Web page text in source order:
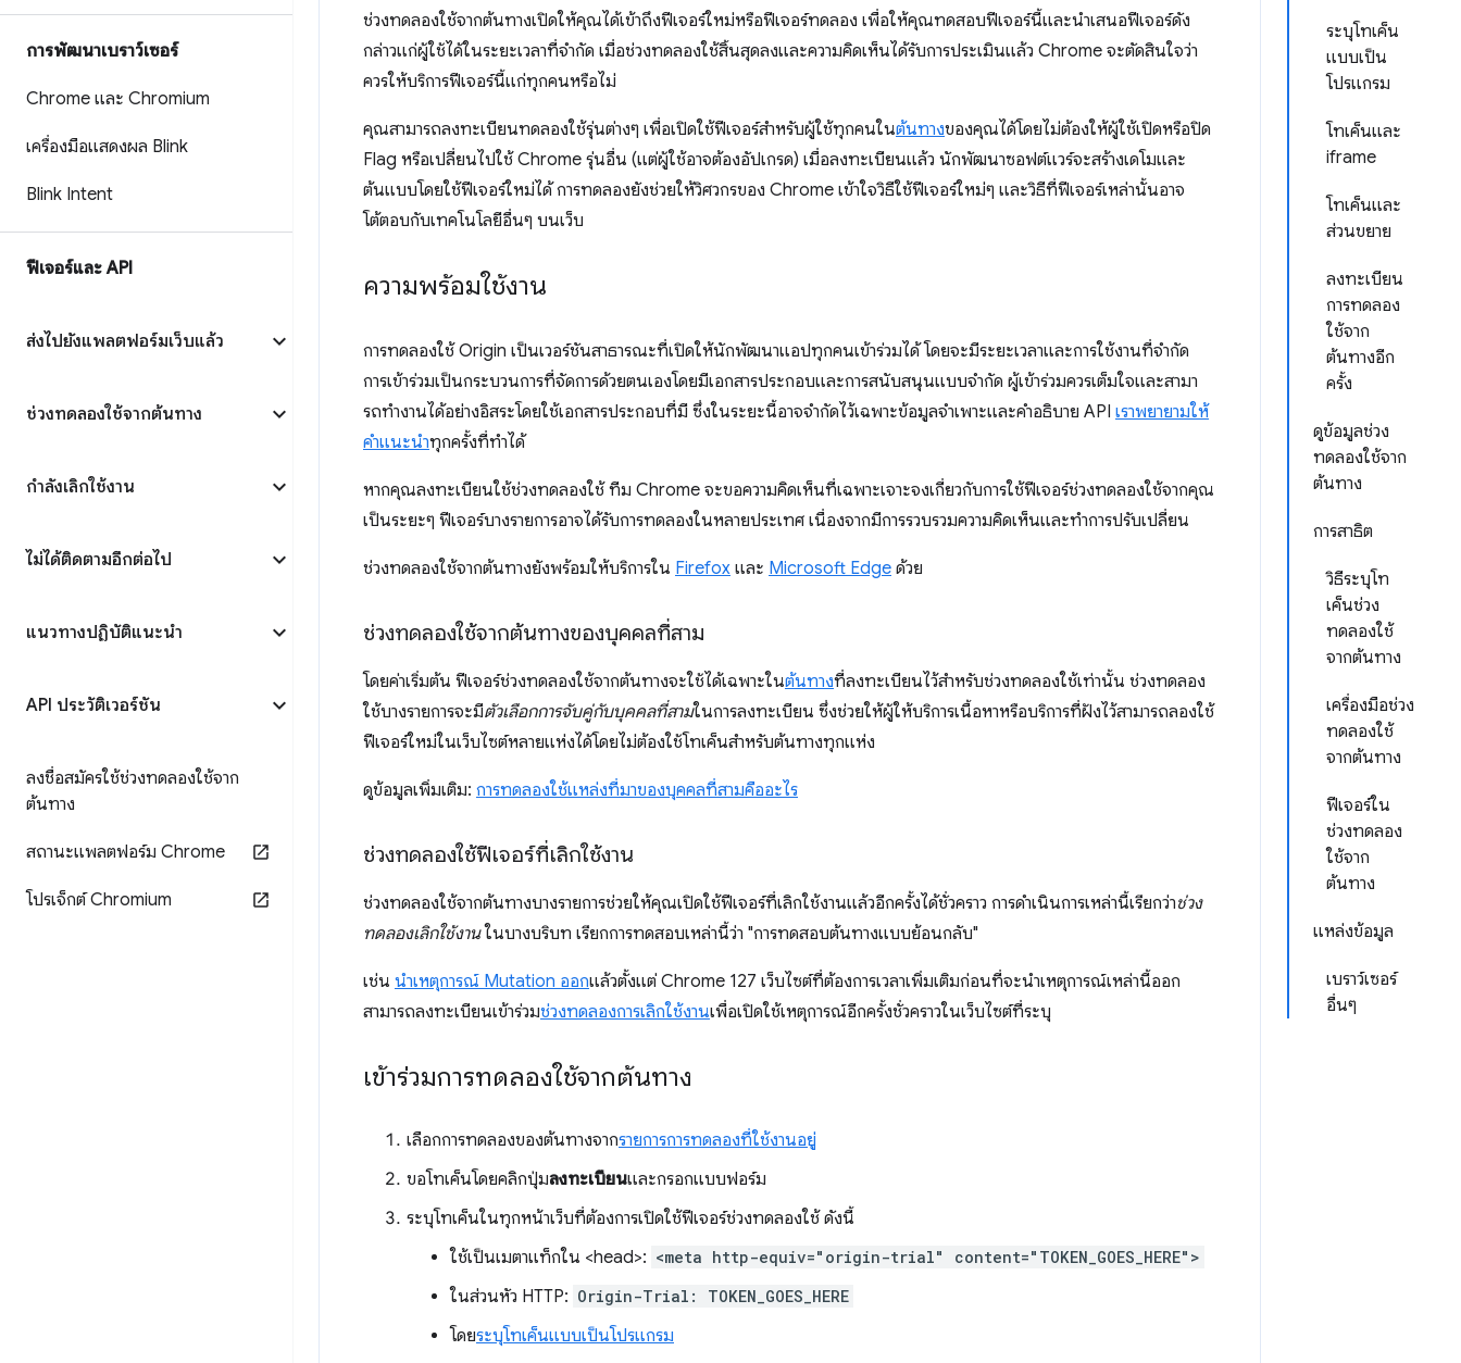
การพัฒนาเบราว์เซอร์
Chrome และ Chromium
เครื่องมือแสดงผล Blink
Blink Intent
ฟีเจอร์และ API
ส่งไปยังแพลตฟอร์มเว็บแล้ว
ช่วงทดลองใช้จากต้นทาง
กำลังเลิกใช้งาน
ไม่ได้ติดตามอีกต่อไป
แนวทางปฏิบัติแนะนำ
API ประวัติเวอร์ชัน
ลงชื่อสมัครใช้ช่วงทดลองใช้จาก
ต้นทาง
สถานะแพลตฟอร์ม Chrome
โปรเจ็กต์ Chromium
ระบุโทเค็น
แบบเป็น
โปรแกรม
โทเค็นและ
iframe
โทเค็นและ
ส่วนขยาย
ลงทะเบียน
การทดลอง
ใช้จาก
ต้นทางอีก
ครั้ง
ดูข้อมูลช่วง
ทดลองใช้จาก
ต้นทาง
การสาธิต
วิธีระบุโท
เค็นช่วง
ทดลองใช้
จากต้นทาง
เครื่องมือช่วง
ทดลองใช้
จากต้นทาง
ฟีเจอร์ใน
ช่วงทดลอง
ใช้จาก
ต้นทาง
แหล่งข้อมูล
เบราว์เซอร์
อื่นๆ
ช่วงทดลองใช้จากต้นทางเปิดให้คุณได้เข้าถึงฟีเจอร์ใหม่หรือฟีเจอร์ทดลอง เพื่อให้คุณทดสอบฟีเจอร์นี้และนำเสนอฟีเจอร์ดัง
กล่าวแก่ผู้ใช้ได้ในระยะเวลาที่จำกัด เมื่อช่วงทดลองใช้สิ้นสุดลงและความคิดเห็นได้รับการประเมินแล้ว Chrome จะตัดสินใจว่า
ควรให้บริการฟีเจอร์นี้แก่ทุกคนหรือไม่
คุณสามารถลงทะเบียนทดลองใช้รุ่นต่างๆ เพื่อเปิดใช้ฟีเจอร์สำหรับผู้ใช้ทุกคนในต้นทางของคุณได้โดยไม่ต้องให้ผู้ใช้เปิดหรือปิด
Flag หรือเปลี่ยนไปใช้ Chrome รุ่นอื่น (แต่ผู้ใช้อาจต้องอัปเกรด) เมื่อลงทะเบียนแล้ว นักพัฒนาซอฟต์แวร์จะสร้างเดโมและ
ต้นแบบโดยใช้ฟีเจอร์ใหม่ได้ การทดลองยังช่วยให้วิศวกรของ Chrome เข้าใจวิธีใช้ฟีเจอร์ใหม่ๆ และวิธีที่ฟีเจอร์เหล่านั้นอาจ
โต้ตอบกับเทคโนโลยีอื่นๆ บนเว็บ
ความพร้อมใช้งาน
การทดลองใช้ Origin เป็นเวอร์ชันสาธารณะที่เปิดให้นักพัฒนาแอปทุกคนเข้าร่วมได้ โดยจะมีระยะเวลาและการใช้งานที่จำกัด
การเข้าร่วมเป็นกระบวนการที่จัดการด้วยตนเองโดยมีเอกสารประกอบและการสนับสนุนแบบจํากัด ผู้เข้าร่วมควรเต็มใจและสามา
รถทํางานได้อย่างอิสระโดยใช้เอกสารประกอบที่มี ซึ่งในระยะนี้อาจจํากัดไว้เฉพาะข้อมูลจำเพาะและคำอธิบาย API เราพยายามให้
คำแนะนำทุกครั้งที่ทำได้
หากคุณลงทะเบียนใช้ช่วงทดลองใช้ ทีม Chrome จะขอความคิดเห็นที่เฉพาะเจาะจงเกี่ยวกับการใช้ฟีเจอร์ช่วงทดลองใช้จากคุณ
เป็นระยะๆ ฟีเจอร์บางรายการอาจได้รับการทดลองในหลายประเทศ เนื่องจากมีการรวบรวมความคิดเห็นและทำการปรับเปลี่ยน
ช่วงทดลองใช้จากต้นทางยังพร้อมให้บริการใน Firefox และ Microsoft Edge ด้วย
ช่วงทดลองใช้จากต้นทางของบุคคลที่สาม
โดยค่าเริ่มต้น ฟีเจอร์ช่วงทดลองใช้จากต้นทางจะใช้ได้เฉพาะในต้นทางที่ลงทะเบียนไว้สำหรับช่วงทดลองใช้เท่านั้น ช่วงทดลอง
ใช้บางรายการจะมีตัวเลือกการจับคู่กับบุคคลที่สามในการลงทะเบียน ซึ่งช่วยให้ผู้ให้บริการเนื้อหาหรือบริการที่ฝังไว้สามารถลองใช้
ฟีเจอร์ใหม่ในเว็บไซต์หลายแห่งได้โดยไม่ต้องใช้โทเค็นสำหรับต้นทางทุกแห่ง
ดูข้อมูลเพิ่มเติม: การทดลองใช้แหล่งที่มาของบุคคลที่สามคืออะไร
ช่วงทดลองใช้ฟีเจอร์ที่เลิกใช้งาน
ช่วงทดลองใช้จากต้นทางบางรายการช่วยให้คุณเปิดใช้ฟีเจอร์ที่เลิกใช้งานแล้วอีกครั้งได้ชั่วคราว การดำเนินการเหล่านี้เรียกว่าช่วง
ทดลองเลิกใช้งานในบางบริบท เรียกการทดสอบเหล่านี้ว่า "การทดสอบต้นทางแบบย้อนกลับ"
เช่น นําเหตุการณ์ Mutation ออกแล้วตั้งแต่ Chrome 127 เว็บไซต์ที่ต้องการเวลาเพิ่มเติมก่อนที่จะนําเหตุการณ์เหล่านี้ออก
สามารถลงทะเบียนเข้าร่วมช่วงทดลองการเลิกใช้งานเพื่อเปิดใช้เหตุการณ์อีกครั้งชั่วคราวในเว็บไซต์ที่ระบุ
เข้าร่วมการทดลองใช้จากต้นทาง
เลือกการทดลองของต้นทางจากรายการการทดลองที่ใช้งานอยู่
ขอโทเค็นโดยคลิกปุ่มลงทะเบียนและกรอกแบบฟอร์ม
ระบุโทเค็นในทุกหน้าเว็บที่ต้องการเปิดใช้ฟีเจอร์ช่วงทดลองใช้ ดังนี้
ใช้เป็นเมตาแท็กใน <head>: <meta http-equiv="origin-trial" content="TOKEN_GOES_HERE">
ในส่วนหัว HTTP: Origin-Trial: TOKEN_GOES_HERE
โดยระบุโทเค็นแบบเป็นโปรแกรม